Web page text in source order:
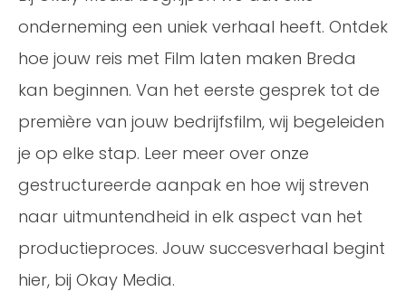
onderneming een uniek verhaal heeft. Ontdek
hoe jouw reis met Film laten maken Breda
kan beginnen. Van het eerste gesprek tot de
première van jouw bedrijfsfilm, wij begeleiden
je op elke stap. Leer meer over onze
gestructureerde aanpak en hoe wij streven
naar uitmuntendheid in elk aspect van het
productieproces. Jouw succesverhaal begint
hier, bij Okay Media.